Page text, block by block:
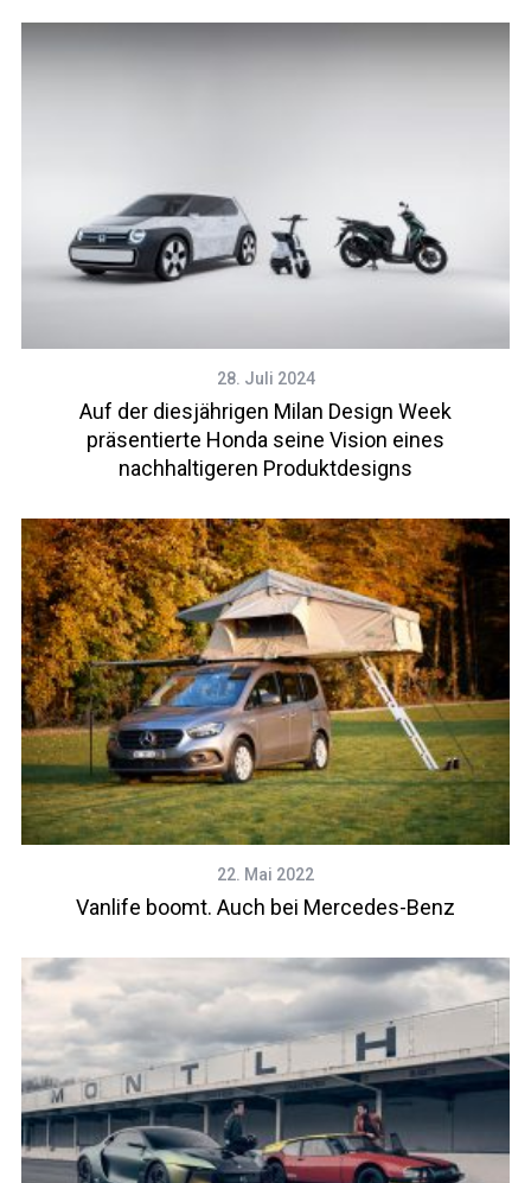
28. Juli 2024
Auf der diesjährigen Milan Design Week
präsentierte Honda seine Vision eines
nachhaltigeren Produktdesigns
22. Mai 2022
Vanlife boomt. Auch bei Mercedes-Benz